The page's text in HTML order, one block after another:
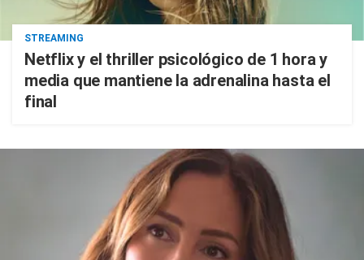
STREAMING
Netflix y el thriller psicológico de 1 hora y
media que mantiene la adrenalina hasta el
final